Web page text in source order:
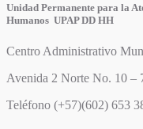
Unidad Permanente para la
Humanos UPAP DD HH
Centro Administrativo
Avenida 2 Norte No. 10 –
Teléfono (+57)(602) 653